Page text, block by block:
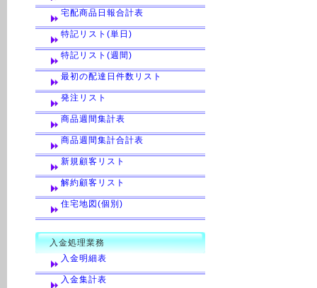
宅配商品日報合計表
特記リスト(単日)
特記リスト(週間)
最初の配達日件数リスト
発注リスト
商品週間集計表
商品週間集計合計表
新規顧客リスト
解約顧客リスト
住宅地図(個別)
入金処理業務
入金明細表
入金集計表